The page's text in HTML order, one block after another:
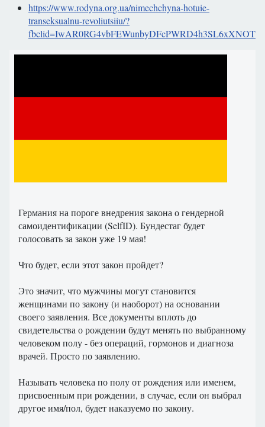
https://www.rodyna.org.ua/nimechchyna-hotuie-
transeksualnu-revoliutsiiu/?
Германия на пороге внедрения закона о гендерной
самоидентификации (SelfID). Бундестаг будет
голосовать за закон уже 19 мая!
Что будет, если этот закон пройдет?
Это значит, что мужчины могут становится
женщинами по закону (и наоборот) на основании
своего заявления. Все документы вплоть до
свидетельства о рождении будут менять по выбранному
человеком полу - без операций, гормонов и диагноза
врачей. Просто по заявлению.
Называть человека по полу от рождения или именем,
присвоенным при рождении, в случае, если он выбрал
другое имя/пол, будет наказуемо по закону.